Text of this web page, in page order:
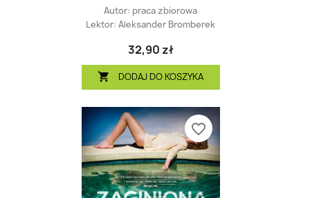
Autor: praca zbiorowa
Lektor: Aleksander Bromberek
32,90 zł
 DODAJ DO KOSZYKA
favorite_border